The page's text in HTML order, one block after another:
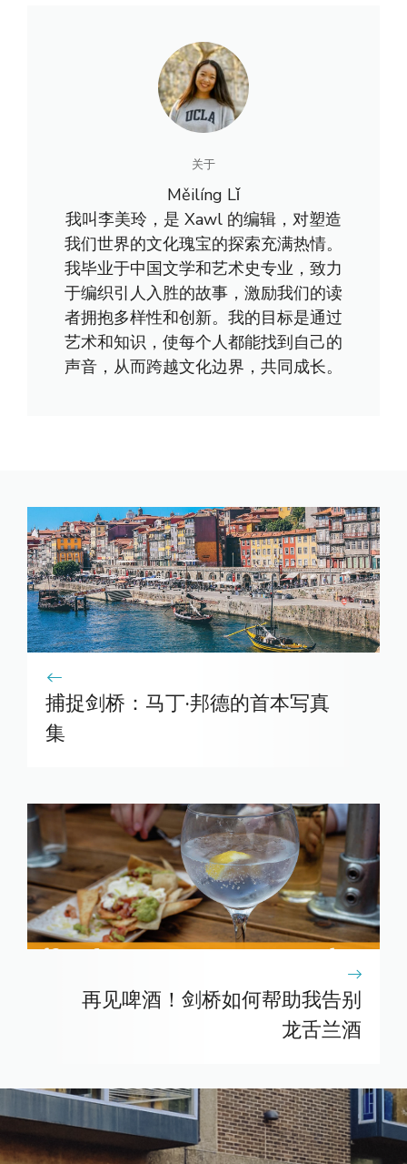
关于
Měilíng Lǐ
我叫李美玲，是 Xawl 的编辑，对塑造
我们世界的文化瑰宝的探索充满热情。
我毕业于中国文学和艺术史专业，致力
于编织引人入胜的故事，激励我们的读
者拥抱多样性和创新。我的目标是通过
艺术和知识，使每个人都能找到自己的
声音，从而跨越文化边界，共同成长。
捕捉剑桥：马丁·邦德的首本写真
集
再见啤酒！剑桥如何帮助我告别
龙舌兰酒